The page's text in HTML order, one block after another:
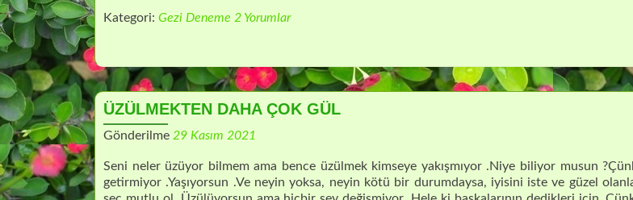
Kategori: Gezi Deneme 2 Yorumlar
ÜZÜLMEKTEN DAHA ÇOK GÜL
Gönderilme 29 Kasım 2021
Seni neler üzüyor bilmem ama bence üzülmek kimseye yakışmıyor .Niye biliyor musun
getirmiyor .Yaşıyorsun .Ve neyin yoksa, neyin kötü bir durumdaysa, iyisini iste ve güzel